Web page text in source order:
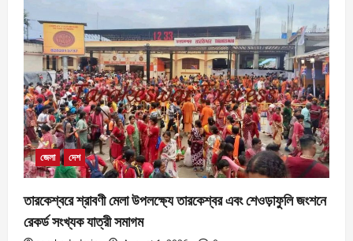
জেলা দেশ
তারকেশ্বরে শ্রাবণী মেলা উপলক্ষ্যে তারকেশ্বর এবং শেওড়াফুলি জংশনে
রেকর্ড সংখ্যক যাত্রী সমাগম